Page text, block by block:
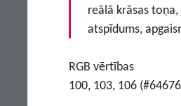
reālā krāsas
atspīdums,
RGB vērtības
100, 103, 106